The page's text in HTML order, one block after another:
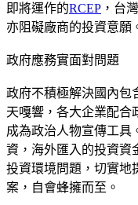
即將運作的RCEP ，台
亦阻礙廠商的投資意願
政府應務實面對問題
政府不積極解決國內包
天嘎響，各大企業配合
成為政治人物宣傳工具
資，海外匯入的投資資
投資環境問題，切實地
案，自會蜂擁而至。